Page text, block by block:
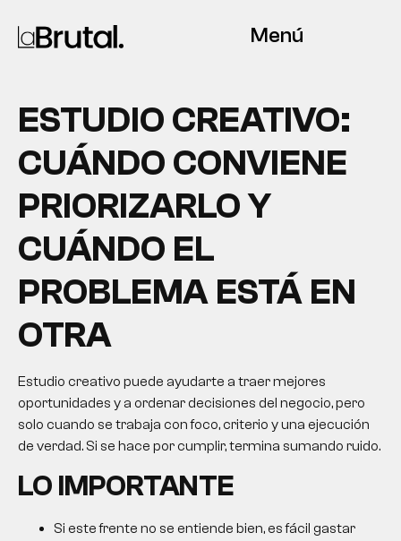
Menú
ESTUDIO CREATIVO:
CUÁNDO CONVIENE
PRIORIZARLO Y
CUÁNDO EL
PROBLEMA ESTÁ EN
OTRA
Estudio creativo puede ayudarte a traer mejores
oportunidades y a ordenar decisiones del negocio, pero
solo cuando se trabaja con foco, criterio y una ejecución
de verdad. Si se hace por cumplir, termina sumando ruido.
LO IMPORTANTE
Si este frente no se entiende bien, es fácil gastar